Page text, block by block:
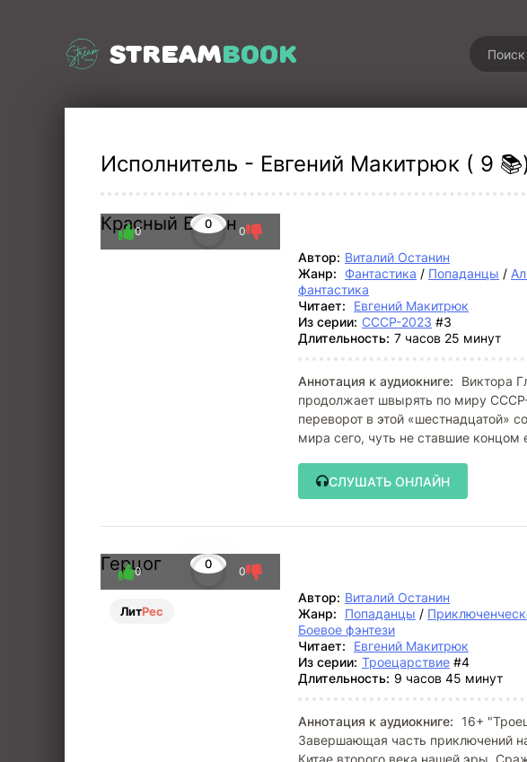
STREAMBOOK
Исполнитель - Евгений Макитрюк ( 9
Красный Барон
0
0 0
Автор: Виталий Останин
Жанр:
Фантастика / Попаданцы /
фантастика
Читает:
Евгений Макитрюк
Из серии: СССР-2023 #3
Длительность: 7 часов 25 минут
Аннотация к аудиокниге:
Виктора
продолжает швырять по миру
переворот в этой «шестнадцатой»
мира сего, чуть не ставшие
СЛУШАТЬ ОНЛАЙН
Герцог
ЛитРес
0
0 0
Автор: Виталий Останин
Жанр:
Попаданцы /
Боевое фэнтези
Читает:
Евгений Макитрюк
Из серии: Троецарствие #4
Длительность: 9 часов 45 минут
Аннотация к аудиокниге:
16+
Завершающая часть приключений
Китае второго века нашей эры.